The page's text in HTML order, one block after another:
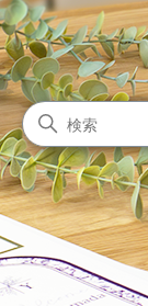
検索